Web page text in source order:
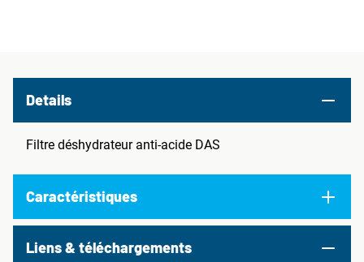
Details
Filtre déshydrateur anti-acide DAS
Caractéristiques
Liens & téléchargements